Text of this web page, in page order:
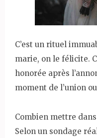
C’est un rituel
marie, on le félicite.
honorée après
moment de l’union
Combien mettre
Selon un sondage